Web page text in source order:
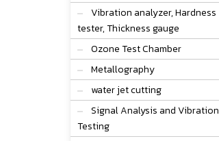
Vibration analyzer, Hardness
tester, Thickness gauge
Ozone Test Chamber
Metallography
water jet cutting
Signal Analysis and Vibration
Testing